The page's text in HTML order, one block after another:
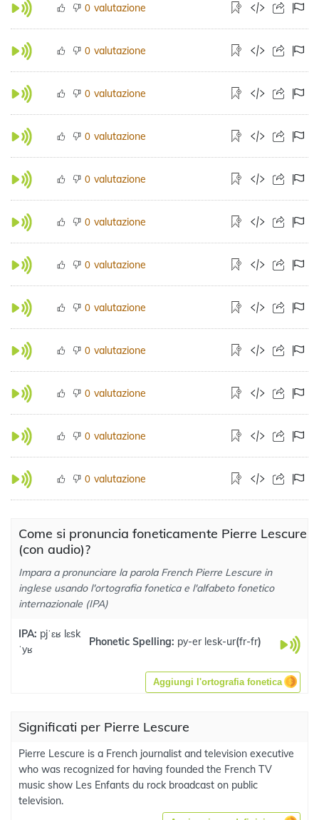
0 valutazione
0 valutazione
0 valutazione
0 valutazione
0 valutazione
0 valutazione
0 valutazione
0 valutazione
0 valutazione
0 valutazione
0 valutazione
0 valutazione
Come si pronuncia foneticamente Pierre Lescure
(con audio)?
Impara a pronunciare la parola French Pierre Lescure in
inglese usando l'ortografia fonetica e l'alfabeto fonetico
internazionale (IPA)
IPA: pjˈɛʁ lɛsk
ˈyʁ
Phonetic Spelling: py-er lesk-ur(fr-fr)
Aggiungi l'ortografia fonetica
Significati per Pierre Lescure
Pierre Lescure is a French journalist and television executive
who was recognized for having founded the French TV
music show Les Enfants du rock broadcast on public
television.